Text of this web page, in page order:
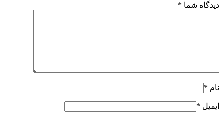
دیدگاه شما *
نام *
ایمیل *